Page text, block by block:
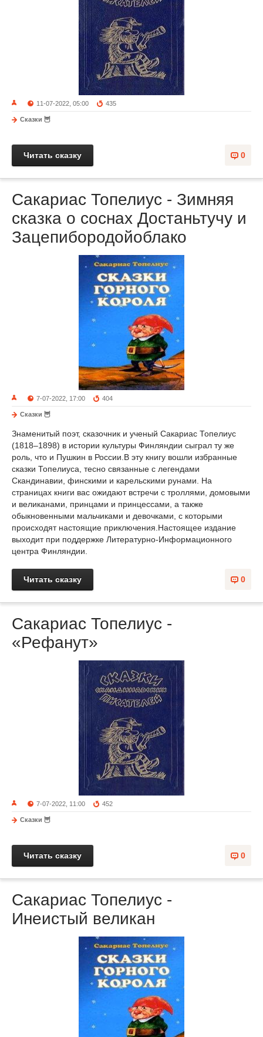
11-07-2022, 05:00 435
Сказки 🦉
0
Читать сказку
Сакариас Топелиус - Зимняя
сказка о соснах Достаньтучу и
Зацепибородойоблако
7-07-2022, 17:00 404
Сказки 🦉
Знаменитый поэт, сказочник и ученый Сакариас Топелиус
(1818–1898) в истории культуры Финляндии сыграл ту же
роль, что и Пушкин в России.В эту книгу вошли избранные
сказки Топелиуса, тесно связанные с легендами
Скандинавии, финскими и карельскими рунами. На
страницах книги вас ожидают встречи с троллями, домовыми
и великанами, принцами и принцессами, а также
обыкновенными мальчиками и девочками, с которыми
происходят настоящие приключения.Настоящее издание
выходит при поддержке Литературно-Информационного
центра Финляндии.
0
Читать сказку
Сакариас Топелиус -
«Рефанут»
7-07-2022, 11:00 452
Сказки 🦉
0
Читать сказку
Сакариас Топелиус -
Инеистый великан